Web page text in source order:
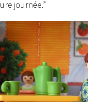
journée.”